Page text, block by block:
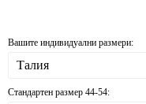
Вашите индивидуални размери:
Стандартен размер 44-54: